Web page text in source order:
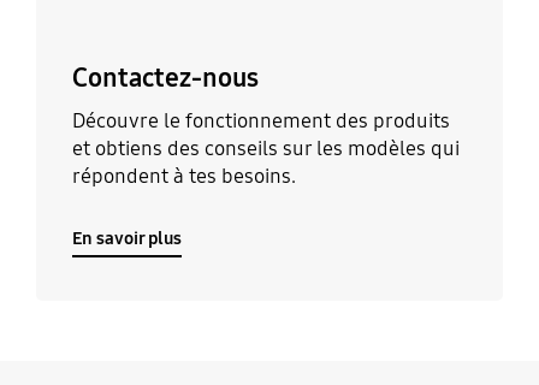
Contactez-nous
Découvre le fonctionnement des produits
et obtiens des conseils sur les modèles qui
répondent à tes besoins.
En savoir plus